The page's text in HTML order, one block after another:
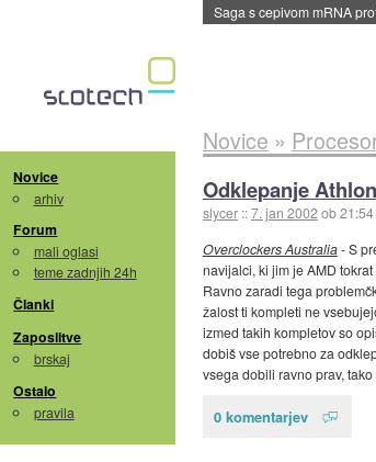
Saga s cepivom mRNA
Novice
arhiv
Forum
mali oglasi
teme zadnjih 24h
Članki
Zaposlitve
brskaj
Ostalo
pravila
Novice »
Odklepanje
slycer ::7. jan 2002ob 21:54
Overclockers Australia- S
navijalci, ki jim je AMD
Ravno zaradi tega
žalost ti kompleti ne
izmed takih kompletov so
dobiš vse potrebno za
vsega dobili ravno prav,
0 komentarjev